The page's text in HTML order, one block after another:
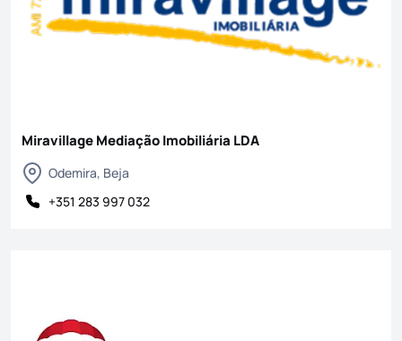
Miravillage Mediação Imobiliária LDA
Odemira, Beja
+351 283 997 032